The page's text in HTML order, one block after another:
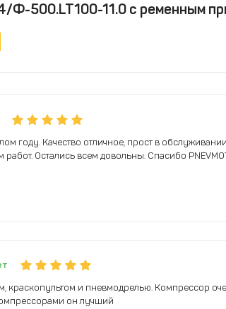
Ф-500.LT100-11.0 с ременным
году. Качество отличное, прост в
Остались всем довольны. Спасибо
краскопультом и пневмодрелью. Компрессор
он лучший